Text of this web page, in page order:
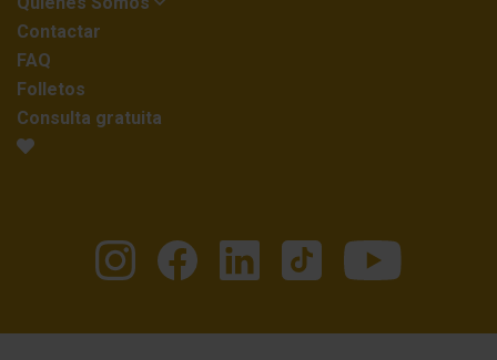
Contactar
FAQ
Folletos
Consulta gratuita